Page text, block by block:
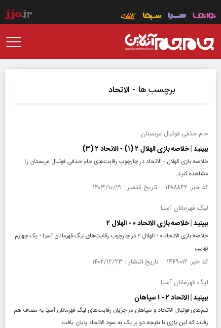
برچسب ها - الاتحاد
جام حذفی فوتبال عربستان
ببینید | خلاصه بازی الهلال ۲ (۱) - الاتحاد ۲ (۳)
خلاصه بازی الهلال - الاتحاد در چارچوب رقابت‌های جام حذفی فوتبال عربستان را
مشاهده کنید.
کد خبر: ۱۴۸۸۸۴۲ تاریخ انتشار : ۱۴۰۳/۱۰/۱۹
لیگ قهرمانان آسیا
ببینید | خلاصه بازی الاتحاد ۰ - الهلال ۲
خلاصه بازی الاتحاد ۰ - الهلال ۲ در چارچوب رقابت‌های لیگ قهرمانان آسیا - یک چهارم
نهایی.
کد خبر: ۱۴۴۹۰۱۲ تاریخ انتشار : ۱۴۰۲/۱۲/۲۳
لیگ قهرمانان آسیا
ببینید | الاتحاد ۲ - ۱ سپاهان
تیم‌های فوتبال الاتحاد و سپاهان در جریان رقابت‌های لیگ قهرمانان آسیا به مصاف هم
رفتند که این بازی با نتیجه دو بر یک به سود الاتحاد پایان یافت.